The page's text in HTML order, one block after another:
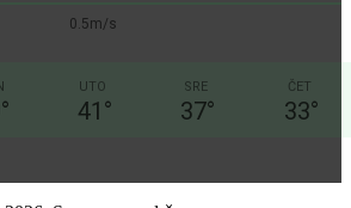
0.5m/s
°
UTO
41 °
SRE
37°
ČET
33°